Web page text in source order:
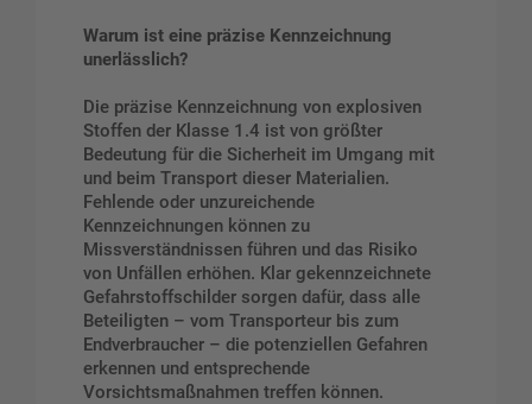
Warum ist eine präzise Kennzeichnung
unerlässlich?
Die präzise Kennzeichnung von explosiven
Stoffen der Klasse 1.4 ist von größter
Bedeutung für die Sicherheit im Umgang mit
und beim Transport dieser Materialien.
Fehlende oder unzureichende
Kennzeichnungen können zu
Missverständnissen führen und das Risiko
von Unfällen erhöhen. Klar gekennzeichnete
Gefahrstoffschilder sorgen dafür, dass alle
Beteiligten – vom Transporteur bis zum
Endverbraucher – die potenziellen Gefahren
erkennen und entsprechende
Vorsichtsmaßnahmen treffen können.